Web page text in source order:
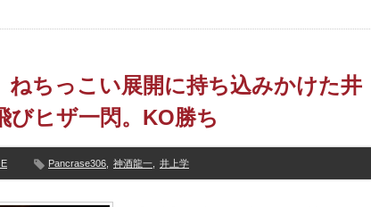
ねちっこい展開に持ち込みかけた井
びヒザ一閃。KO勝ち
Pancrase306 神酒龍一 井上学